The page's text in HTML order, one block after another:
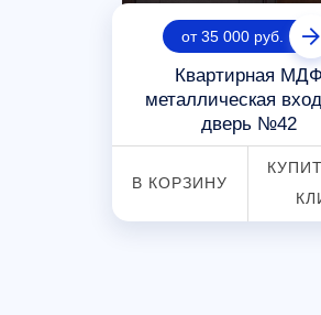
от 35 000 руб.
Квартирная МДФ
металлическая
дверь №42
В КОРЗИНУ